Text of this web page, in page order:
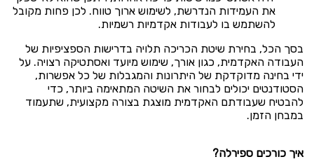
את העמידות הנדרשת, לשימוש ארוך טווח. לכן פחות מקובל
להשתמש בו לעבודות אקדמיות רשמיות.
בסך הכל, בחירת שיטת הכריכה תלויה בדרישות הספציפיות של
העבודה האקדמית, כגון אורך, שימוש מיועד ואסתטיקה רצויה. על
ידי בחינה מדוקדקת של היתרונות והמגבלות של כל אפשרות,
הסטודנטים יכולים לבחור את השיטה המתאימה ביותר, כדי
להבטיח שעבודתם האקדמית מוצגת בצורה מקצועית, שתעמוד
במבחן הזמן.
איך כורכים ספירלה?